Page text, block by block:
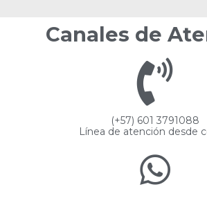
Canales de
(+57) 601 3791088
Línea de atención desde